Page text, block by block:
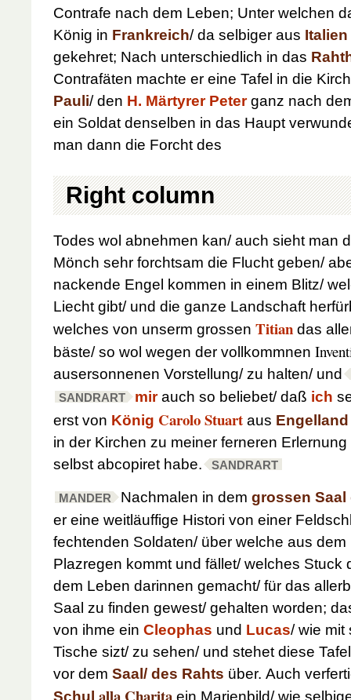
Contrafe nach dem Leben; Unter welchen
König in Frankreich/ da selbiger aus Italien
gekehret; Nach unterschiedlich in das
Contrafäten machte er eine Tafel in die
Pauli/ den H. Märtyrer Peterganz nach
ein Soldat denselben in das Haupt
man dann die Forcht des
Right column
Todes wol abnehmen kan/ auch sieht man
Mönch sehr forchtsam die Flucht geben/
nackende Engel kommen in einem Blitz/
Liecht gibt/ und die ganze Landschaft
welches von unserm grossen Titian das
bäste/ so wol wegen der vollkommnen
ausersonnenen Vorstellung/ zu halten/ und
SANDRART mirauch so beliebet/ daß ich
erst von König Carolo Stuart aus Engelland
in der Kirchen zu meiner ferneren
selbst abcopiret habe.
SANDRART
MANDER Nachmalen in dem grossen Saal
er eine weitläuffige Histori von einer
fechtenden Soldaten/ über welche aus
Plazregen kommt und fället/ welches Stuck
dem Leben darinnen gemacht/ für das
Saal zu finden gewest/ gehalten worden;
von ihme ein Cleophas und Lucas/ wie
Tische sizt/ zu sehen/ und stehet diese
vor dem Saal/ des Rahts über. Auch
Schul alla Charita ein Marienbild/ wie